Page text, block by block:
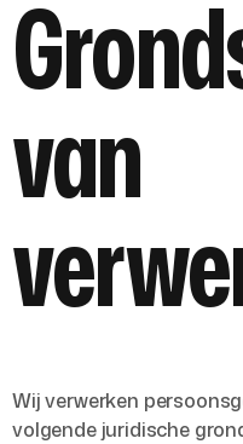
van
Wij verwerken
volgende juridische